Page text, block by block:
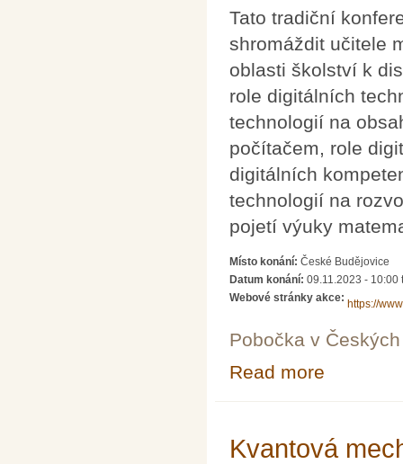
Tato tradiční
shromáždit učitele
oblasti školství k
role digitálních
technologií na
počítačem, role
digitálních
technologií na
pojetí výuky
Místo konání: České Budějovice
Datum konání: 09.11.2023 - 10:00
Webové stránky akce:
https://
Pobočka v
Read more
Kvantová